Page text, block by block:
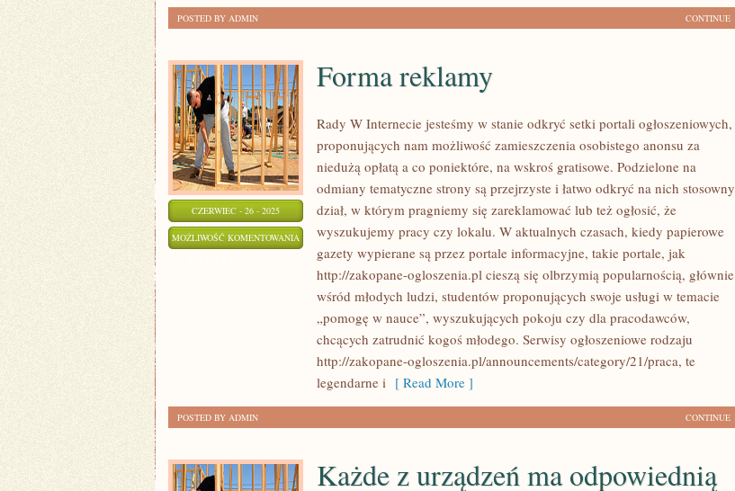
CONTINUE
POSTED BY ADMIN
CZERWIEC - 26 - 2025
MOŻLIWOŚĆ KOMENTOWANIA FORMA
REKLAMY
Forma reklamy
Rady W Internecie jesteśmy w stanie odkryć setki portali ogłoszeniowych,
proponujących nam możliwość zamieszczenia osobistego anonsu za
niedużą opłatą a co poniektóre, na wskroś gratisowe. Podzielone na
odmiany tematyczne strony są przejrzyste i łatwo odkryć na nich stosowny
dział, w którym pragniemy się zareklamować lub też ogłosić, że
wyszukujemy pracy czy lokalu. W aktualnych czasach, kiedy papierowe
gazety wypierane są przez portale informacyjne, takie portale, jak
http://zakopane-ogloszenia.pl cieszą się olbrzymią popularnością, głównie
wśród młodych ludzi, studentów proponujących swoje usługi w temacie
„pomogę w nauce”, wyszukujących pokoju czy dla pracodawców,
chcących zatrudnić kogoś młodego. Serwisy ogłoszeniowe rodzaju
http://zakopane-ogloszenia.pl/announcements/category/21/praca, te
legendarne i [ Read More ]
CONTINUE
POSTED BY ADMIN
Każde z urządzeń ma odpowiednią